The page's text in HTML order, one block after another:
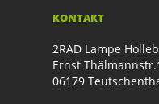
KONTAKT
2RAD Lampe
Ernst
06179